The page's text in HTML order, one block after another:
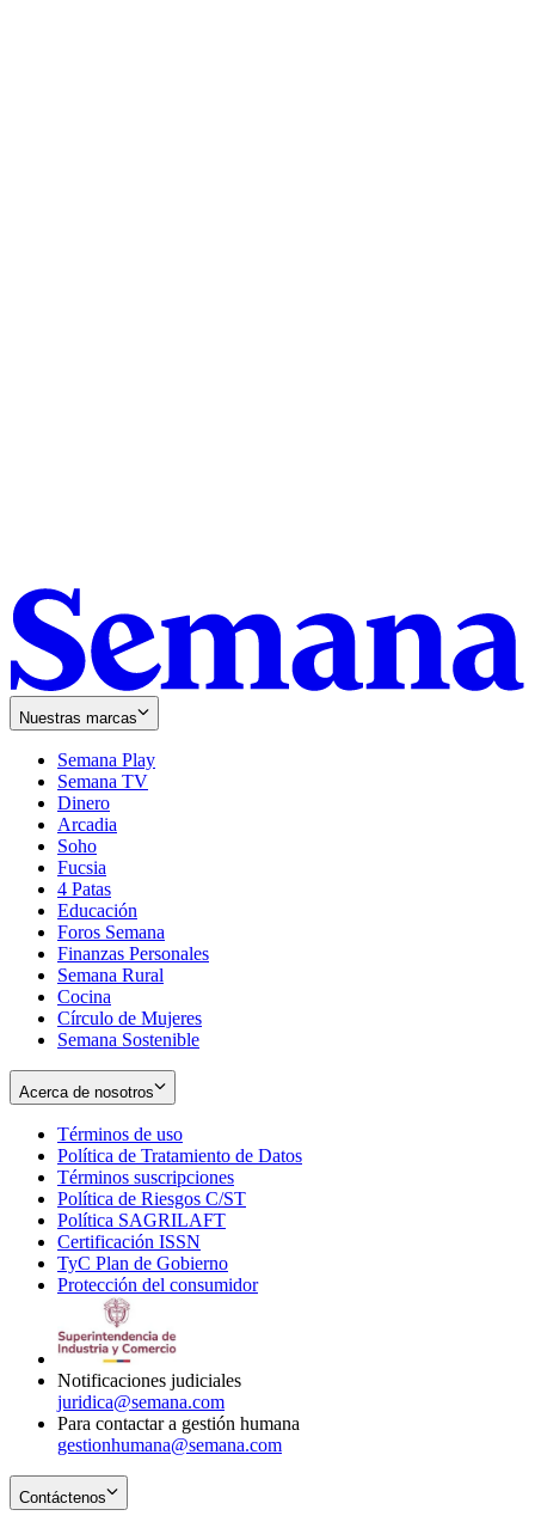
Nuestras marcas
Semana Play
Semana TV
Dinero
Arcadia
Soho
in
new
window
Fucsia
in
new
window
4 Patas
Educación
Foros Semana
Finanzas Personales
Semana Rural
Cocina
Círculo de Mujeres
Semana Sostenible
Acerca de nosotros
Términos de uso
in
new
window
Política de Tratamiento de Datos
Términos suscripciones
in
Política de Riesgos C/ST
Política SAGRILAFT
new
window
Certificación ISSN
in
new
TyC Plan de Gobierno
in
Protección del consumidorOpens
Notificaciones judiciales
juridica@semana.com
Para contactar a gestión humana
gestionhumana@semana.com
Contáctenos